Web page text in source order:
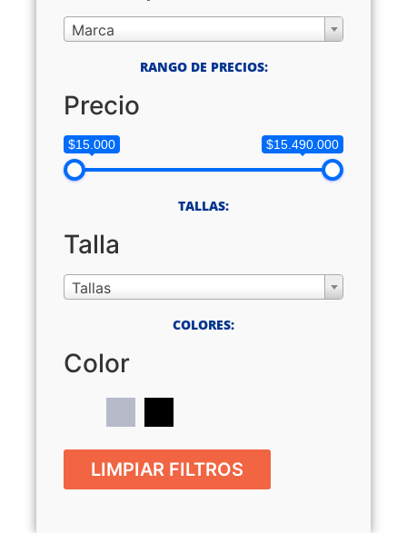
Marca
RANGO DE PRECIOS:
Precio
$15.000 $15.490.000
TALLAS:
Talla
Tallas
COLORES:
Color
LIMPIAR FILTROS